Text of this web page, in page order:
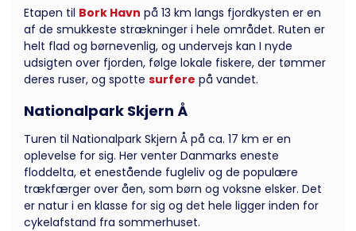
Etapen til Bork Havn på 13 km langs fjordkysten er en
af de smukkeste strækninger i hele området. Ruten er
helt flad og børnevenlig, og undervejs kan I nyde
udsigten over fjorden, følge lokale fiskere, der tømmer
deres ruser, og spotte surfere på vandet.
Nationalpark Skjern Å
Turen til Nationalpark Skjern Å på ca. 17 km er en
oplevelse for sig. Her venter Danmarks eneste
floddelta, et enestående fugleliv og de populære
trækfærger over åen, som børn og voksne elsker. Det
er natur i en klasse for sig og det hele ligger inden for
cykelafstand fra sommerhuset.